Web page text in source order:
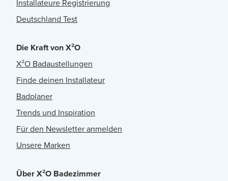
Installateure Registrierung
Deutschland Test
Die Kraft von X²O
X²O Badaustellungen
Finde deinen Installateur
Badplaner
Trends und Inspiration
Für den Newsletter anmelden
Unsere Marken
Über X²O Badezimmer